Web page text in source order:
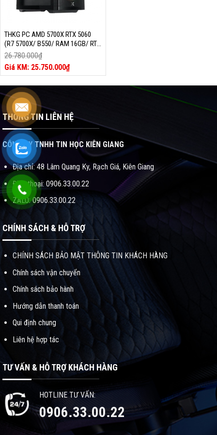
THKG PC AMD 5700X RTX 5060
(R7 5700X/ B550/ RAM 16GB/ RTX
5060 / SSD 512GB/ 700W/ DOS)
26.780.000₫
Giá
gốc
là:
26.780.000₫.
25.750.000₫
Giá
hiện
tại
là:
25.750.000₫.
THÔNG TIN LIÊN HỆ
CÔNG TY TNHH TIN HỌC KIÊN GIANG
Địa chỉ: 48 Lâm Quang Ky, Rạch Giá, Kiên Giang
Điện thoại: 0906.33.00.22
ZALO: 0906.33.00.22
CHÍNH SÁCH & HỖ TRỢ
CHÍNH SÁCH BẢO MẬT THÔNG TIN KHÁCH HÀNG
Chính sách vận chuyển
Chính sách bảo hành
Hướng dẫn thanh toán
Qui định chung
Liên hệ hợp tác
TƯ VẤN & HỖ TRỢ KHÁCH HÀNG
HOTLINE TƯ VẤN:
0906.33.00.22